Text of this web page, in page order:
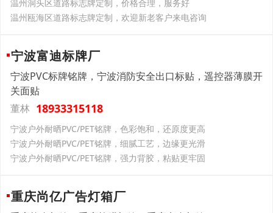
温州洞头区道路标志牌定制，价格合理，服务好
温州瓯海区道路标志牌定制，欢迎新老客户来电咨询
宁波富迪标牌厂
宁波PVC标牌铭牌，宁波消防安全出口标贴，遥控器薄膜开
关面贴
董林 18933315118
宁波户外耐晒PVC/PET铭牌，色彩饱和，还原度更高
宁波户外耐晒PVC/PET铭牌，细腻工艺，边缘更光滑
宁波户外耐晒PVC/PET铭牌，强力背胶，粘贴更牢固
重庆尚亿广告灯箱厂